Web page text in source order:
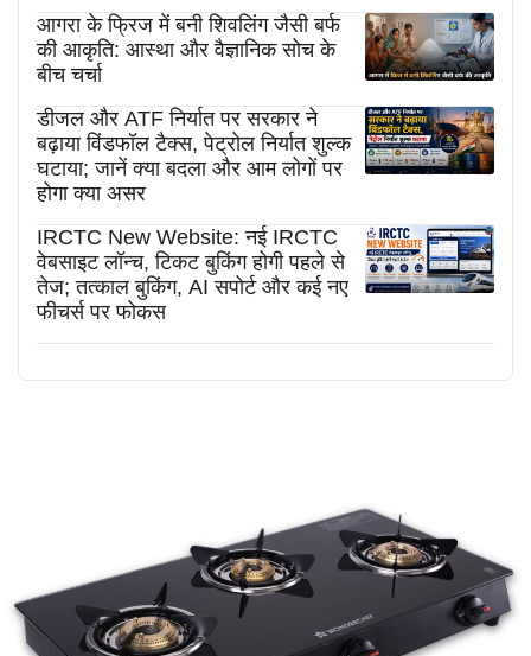
आगरा के फ्रिज में बनी शिवलिंग जैसी बर्फ
की आकृति: आस्था और वैज्ञानिक सोच के
बीच चर्चा
डीजल और ATF निर्यात पर सरकार ने
बढ़ाया विंडफॉल टैक्स, पेट्रोल निर्यात शुल्क
घटाया; जानें क्या बदला और आम लोगों पर
होगा क्या असर
IRCTC New Website: नई IRCTC
वेबसाइट लॉन्च, टिकट बुकिंग होगी पहले से
तेज; तत्काल बुकिंग, AI सपोर्ट और कई नए
फीचर्स पर फोकस